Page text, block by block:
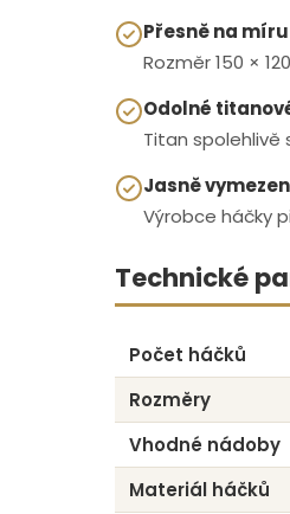
Přesně na
Rozměr 150 ×
Odolné
Titan spolehlivě
Jasně
Výrobce háčky
Technické
Počet háčků
Rozměry
Vhodné nádoby
Materiál háčků